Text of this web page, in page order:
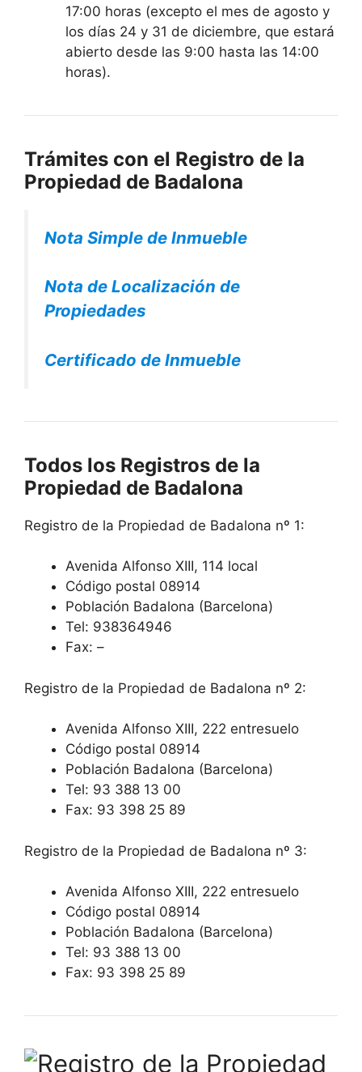
17:00 horas (excepto el mes de agosto y
los días 24 y 31 de diciembre, que estará
abierto desde las 9:00 hasta las 14:00
horas).
Trámites con el Registro de la
Propiedad de Badalona
Nota Simple de Inmueble
Nota de Localización de
Propiedades
Certificado de Inmueble
Todos los Registros de la
Propiedad de Badalona
Registro de la Propiedad de Badalona nº 1:
Avenida Alfonso XIII, 114 local
Código postal 08914
Población Badalona (Barcelona)
Tel: 938364946
Fax: –
Registro de la Propiedad de Badalona nº 2:
Avenida Alfonso XIII, 222 entresuelo
Código postal 08914
Población Badalona (Barcelona)
Tel: 93 388 13 00
Fax: 93 398 25 89
Registro de la Propiedad de Badalona nº 3:
Avenida Alfonso XIII, 222 entresuelo
Código postal 08914
Población Badalona (Barcelona)
Tel: 93 388 13 00
Fax: 93 398 25 89